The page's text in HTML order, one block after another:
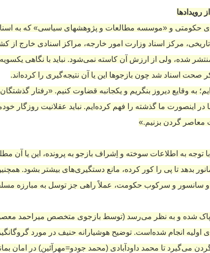
رویدادها
حکومتی و «موسسه مطالعات و پژوهشهای سیاسی» که به
مرکز اسناد وزارت امور خارجه، مراکز اسنادی خارج از
شده، ولی از ارزش آن کاسته نمی‌شود. نباید با نگاهی
اسناد شد چون بازجوها این یا آن نتیجه‌گیری را کرده‌اند.
به وقایع دیروز بنگریم و یکجانبه قضاوت کنیم. «رفتار گذشتگان
در اینصورت ما گذشته را فهم کرده‌ایم. نباید عقلانیت روزگار
معاصر گردن بزنیم.»
توجه به اطلاعات سوخته و اِشراف بازجو به پرونده، این یا آن
بدهد تا پی را کور کرده، مانع دستگیری‌های بیشتر بشود.
و سانسور و سرکوب حکومت، عملاً راهی جز توسل به مبارزه
پاک شده و به نظر می‌رسد (توسط بازجوی متخصص میراحمد
اولیه انجام شده‌است. توضیح هوشیارانه حنیف در مورد
می‌گیرد تا محمد داودآبادی (محمد جودو=مهرآئین) در امان